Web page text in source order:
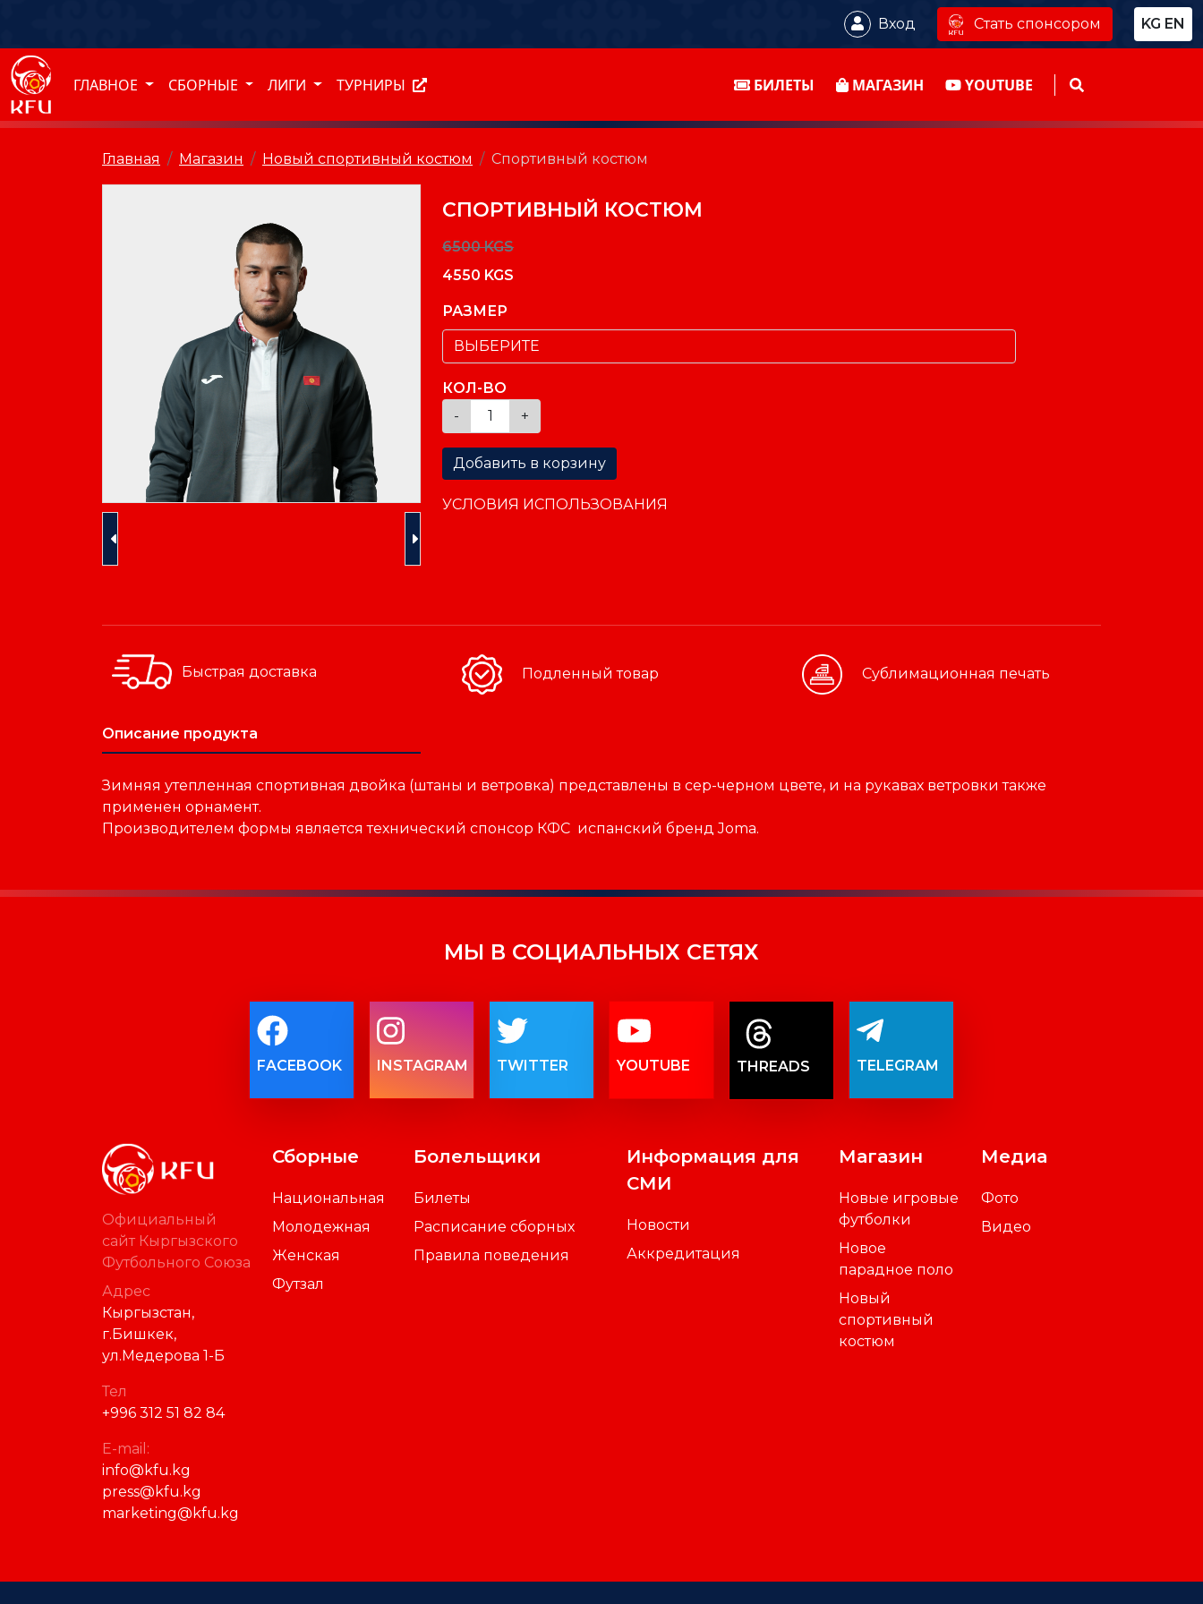
Вход Стать спонсором KG EN
ГЛАВНОЕ СБОРНЫЕ ЛИГИ ТУРНИРЫ БИЛЕТЫ МАГАЗИН YOUTUBE
Главная Магазин Новый спортивный костюм Cпортивный костюм
CПОРТИВНЫЙ КОСТЮМ
6500 KGS
4550 KGS
РАЗМЕР
КОЛ-ВО
-
+
Добавить в корзину
УСЛОВИЯ ИСПОЛЬЗОВАНИЯ
Быстрая доставка Подленный товар Cублимационная печать
Описание продукта
Зимняя утепленная спортивная двойка (штаны и ветровка) представлены в сер-черном цвете, и на рукавах ветровки также
применен орнамент.
Производителем формы является технический спонсор КФС испанский бренд Joma.
МЫ В СОЦИАЛЬНЫХ СЕТЯХ
FACEBOOK INSTAGRAM TWITTER YOUTUBE THREADS TELEGRAM
Официальный
сайт Кыргызского
Футбольного Союза
Адрес
Кыргызстан,
г.Бишкек,
ул.Медерова 1-Б
Тел
+996 312 51 82 84
E-mail:
info@kfu.kg
press@kfu.kg
marketing@kfu.kg
Сборные
Национальная
Молодежная
Женская
Футзал
Болельщики
Билеты
Расписание сборных
Правила поведения
Информация для
СМИ
Новости
Аккредитация
Магазин
Новые игровые
футболки
Новое
парадное поло
Новый
спортивный
костюм
Медиа
Фото
Видео